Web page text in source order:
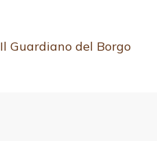
Il Guardiano del Borgo